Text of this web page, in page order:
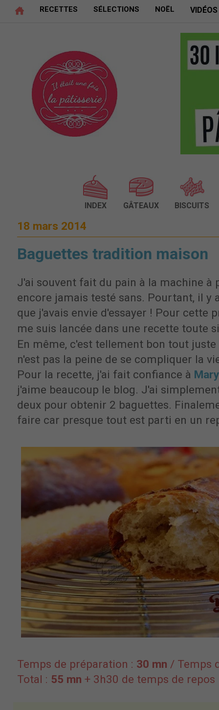
RECETTES SÉLECTIONS NOËL VIDÉOS
INDEX GÂTEAUX BISCUITS
18 mars 2014
Baguettes tradition maison
J'ai souvent fait du pain à la machine à
encore jamais testé sans. Pourtant, il y
que j'avais envie d'essayer ! Pour cette
me suis lancée dans une recette toute
En même, c'est tellement bon tout
n'est pas la peine de se compliquer la
Pour la recette, j'ai fait confiance à
j'aime beaucoup le blog. J'ai
deux pour obtenir 2 baguettes.
faire car presque tout est parti en un
Temps de préparation : 30 mn / Temps
Total : 55 mn + 3h30 de temps de repos